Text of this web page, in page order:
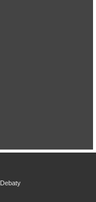
Debaty